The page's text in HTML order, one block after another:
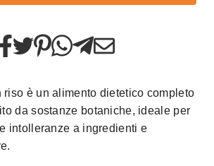
riso è un alimento dietetico completo
da sostanze botaniche, ideale per
intolleranze a ingredienti e